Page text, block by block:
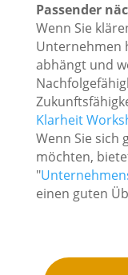
Passender
Wenn Sie
Unternehmen
abhängt und
Klarheit
Wenn Sie sich
möchten,
"
einen guten